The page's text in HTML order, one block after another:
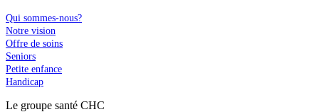
Qui sommes-nous?
Notre vision
Offre de soins
Seniors
Petite enfance
Handicap
Le groupe santé CHC